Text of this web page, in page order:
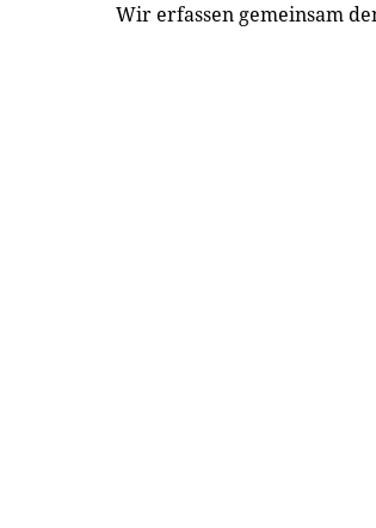
Wir erfassen gemeinsam